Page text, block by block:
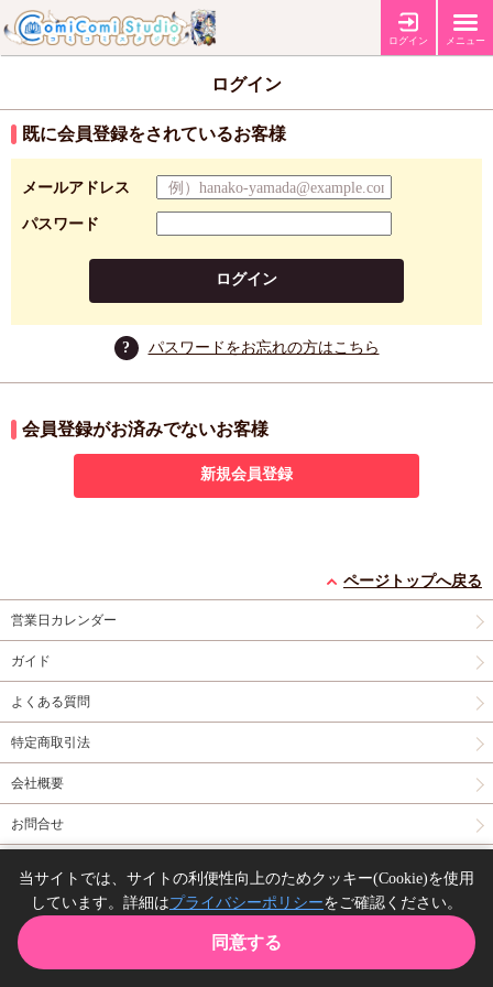
ログイン メニュー
ログイン
既に会員登録をされているお客様
メールアドレス
パスワード
ログイン
? パスワードをお忘れの方はこちら
会員登録がお済みでないお客様
新規会員登録
ページトップへ戻る
営業日カレンダー
ガイド
よくある質問
特定商取引法
会社概要
お問合せ
Copyright(C) comicomi studio. All right reserved.
当サイトでは、サイトの利便性向上のためクッキー(Cookie)を使用
しています。詳細はプライバシーポリシーをご確認ください。
同意する